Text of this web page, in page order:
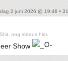
2 juni 2026 @ 19:48 • 31
Shit, nog steeds hier..
Show